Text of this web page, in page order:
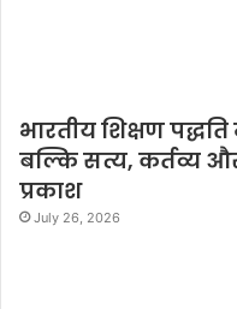
भारतीय शिक्षण
बल्कि सत्य, कर्तव्य और
प्रकाश
July 26, 2026